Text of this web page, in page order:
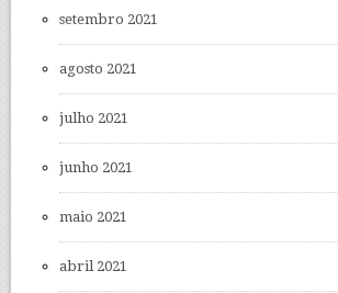
setembro 2021
agosto 2021
julho 2021
junho 2021
maio 2021
abril 2021